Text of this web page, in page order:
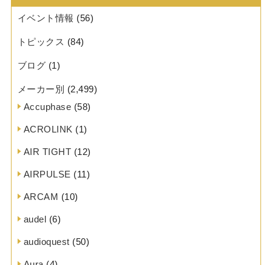
イベント情報 (56)
トピックス (84)
ブログ (1)
メーカー別 (2,499)
Accuphase (58)
ACROLINK (1)
AIR TIGHT (12)
AIRPULSE (11)
ARCAM (10)
audel (6)
audioquest (50)